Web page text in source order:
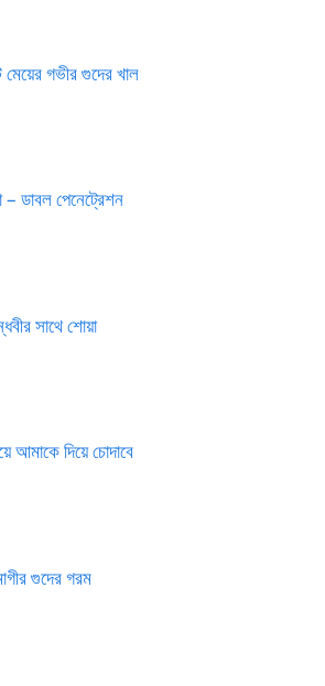
গভীর গুদের খাল
ডাবল পেনেট্রেশন
সাথে শোয়া
আমাকে দিয়ে চোদাবে
গুদের গরম